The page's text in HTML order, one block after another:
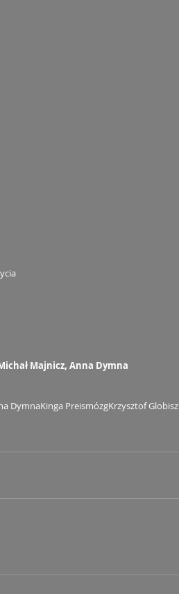
Majnicz, Anna Dymna
DymnaKinga PreismózgKrzysztof Globisz